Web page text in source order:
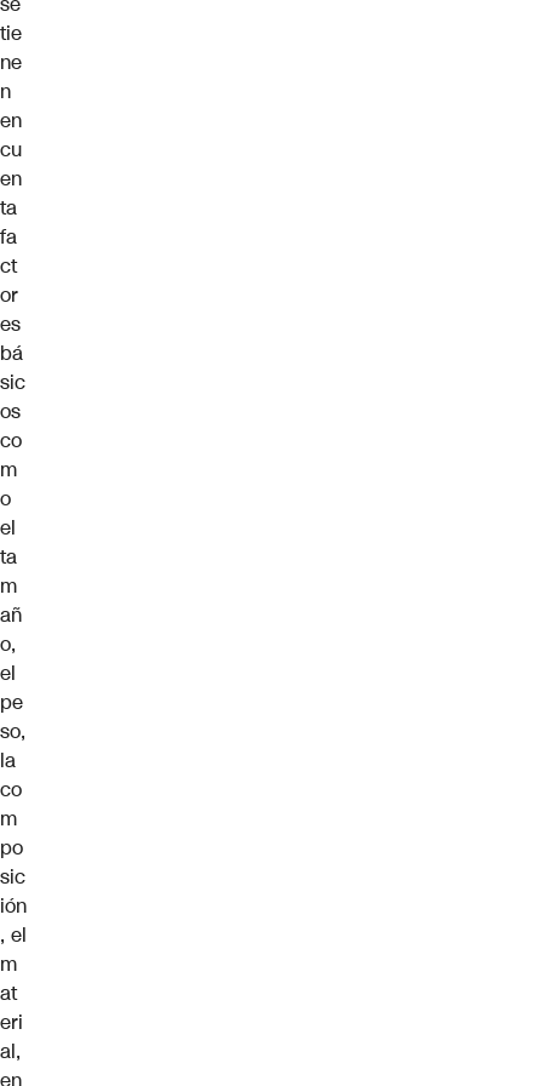
tie
ne
n
en
cu
en
ta
fa
ct
or
es
bá
sic
os
co
m
o
el
ta
m
añ
o,
el
pe
so,
la
co
m
po
sic
ión
, el
m
at
eri
al,
en